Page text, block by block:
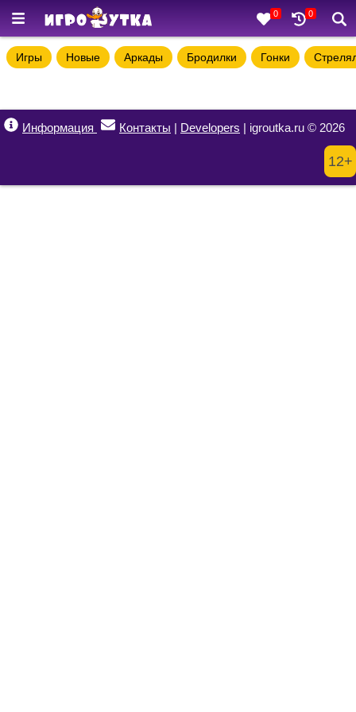
0 0
Игры Новые Аркады Бродилки Гонки
Информация Контакты | Developers | igroutka.ru © 2026
12+